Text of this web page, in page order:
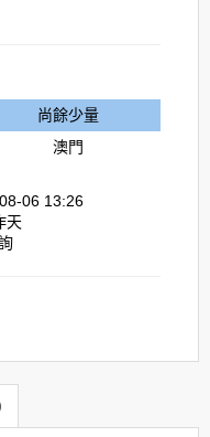
尚餘少量
澳門
06 13:26
天